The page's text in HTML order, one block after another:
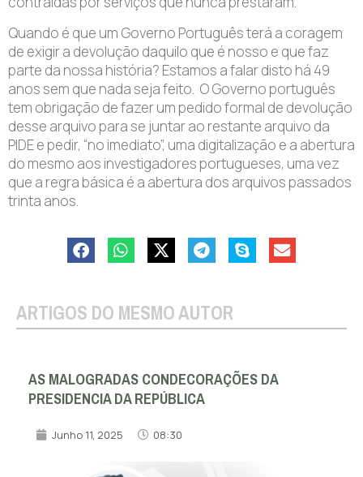
Quando é que um Governo Português terá a coragem
de exigir a devolução daquilo que é nosso e que faz
parte da nossa história? Estamos a falar disto há 49
anos sem que nada seja feito. O Governo português
tem obrigação de fazer um pedido formal de devolução
desse arquivo para se juntar ao restante arquivo da
PIDE e pedir, “no imediato”, uma digitalização e a abertura
do mesmo aos investigadores portugueses, uma vez
que a regra básica é a abertura dos arquivos passados
trinta anos.
ARTIGOS DO MESMO AUTOR
AS MALOGRADAS CONDECORAÇÕES DA
PRESIDENCIA DA REPÚBLICA
Junho 11, 2025 08:30